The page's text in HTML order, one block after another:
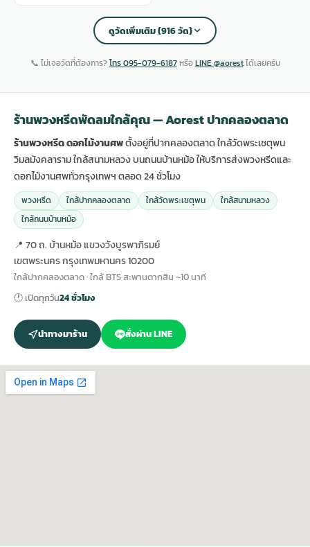
ดูวัดเพิ่มเติม (916 วัด)
📞 ไม่เจอวัดที่ต้องการ?โทร 095-079-6187หรือLINE @aorestได้เลยครับ
ร้านพวงหรีดพัดลมใกล้คุณ — Aorest ปากคลองตลาด
ร้านพวงหรีด ดอกไม้งานศพตั้งอยู่ที่ปากคลองตลาด ใกล้วัดพระเชตุพน
วิมลมังคลาราม ใกล้สนามหลวง บนถนนบ้านหม้อ ให้บริการส่งพวงหรีดและ
ดอกไม้งานศพทั่วกรุงเทพฯ ตลอด 24 ชั่วโมง
พวงหรีด ใกล้ปากคลองตลาด ใกล้วัดพระเชตุพน
ใกล้สนามหลวง
ใกล้ถนนบ้านหม้อ
📍 70 ถ. บ้านหม้อ แขวงวังบูรพาภิรมย์
เขตพระนคร กรุงเทพมหานคร 10200
ใกล้ปากคลองตลาด · ใกล้ BTS สะพานตากสิน ~10 นาที
🕐 เปิดทุกวัน24 ชั่วโมง
นำทางมาร้าน สั่งผ่าน LINE